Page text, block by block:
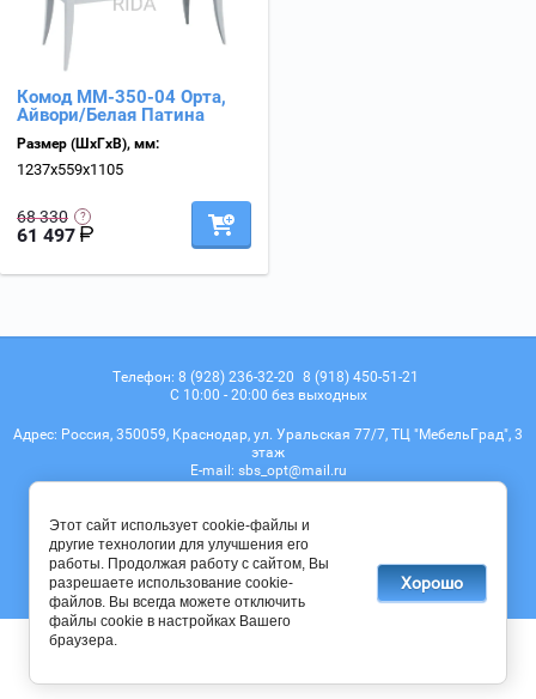
Комод ММ-350-04 Орта,
Айвори/Белая Патина
Размер (ШхГхВ), мм:
1237х559х1105
68 330
61 497
Телефон: 8 (928) 236-32-20 8 (918) 450-51-21
С 10:00 - 20:00 без выходных
Адрес: Россия, 350059, Краснодар, ул. Уральская 77/7, ТЦ "МебельГрад", 3
этаж
Е-mail: sbs_opt@mail.ru
© 2017 - 2026
Этот сайт использует cookie-файлы и
другие технологии для улучшения его
работы. Продолжая работу с сайтом, Вы
разрешаете использование cookie-
файлов. Вы всегда можете отключить
файлы cookie в настройках Вашего
браузера.
Хорошо